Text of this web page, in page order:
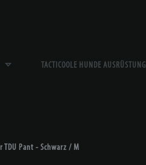
TACTICOOLE HUNDE AUSRÜSTUNG
TDU Pant - Schwarz / M